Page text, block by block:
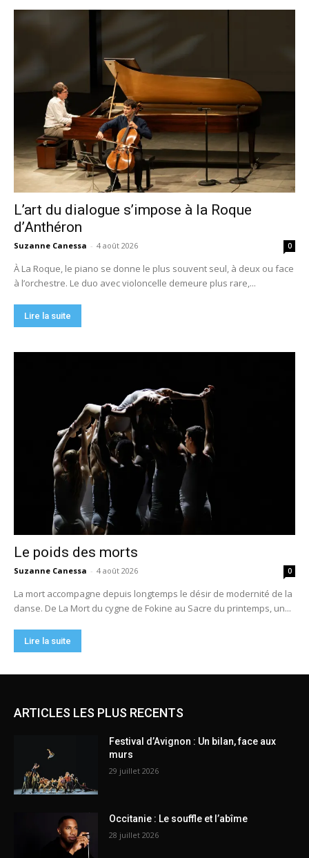
ARTICLES LES PLUS RECENTS
Festival d’Avignon : Un bilan, face aux
murs
29 juillet 2026
Occitanie : Le souffle et l’abîme
28 juillet 2026